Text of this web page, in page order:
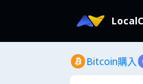
Bitcoin購入